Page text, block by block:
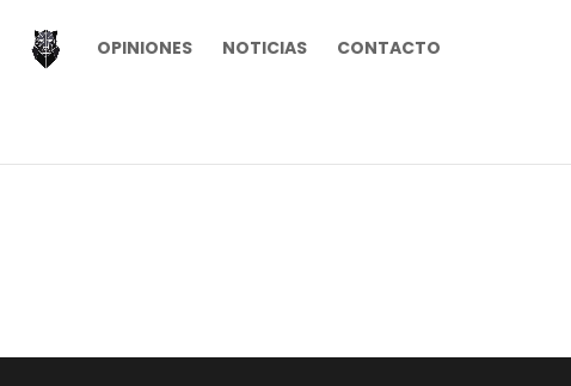
OPINIONES NOTICIAS CONTACTO